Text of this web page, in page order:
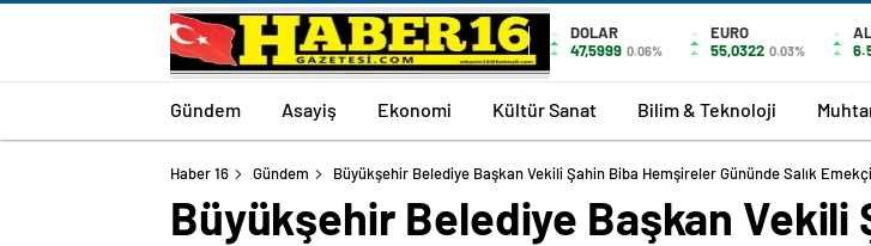
DOLAR
47,5999 0.06%
EURO
55,0322 0.03%
Gündem Asayiş Ekonomi Kültür Sanat Bilim & Teknoloji
Haber 16 Gündem Büyükşehir Belediye Başkan Vekili Şahin Biba Hemşireler Gününde Salık
Büyükşehir Belediye Başkan Vekili